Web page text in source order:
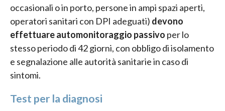
occasionali o in porto, persone in ampi spazi aperti,
operatori sanitari con DPI adeguati) devono
effettuare automonitoraggio passivo per lo
stesso periodo di 42 giorni, con obbligo di isolamento
e segnalazione alle autorità sanitarie in caso di
sintomi.
Test per la diagnosi